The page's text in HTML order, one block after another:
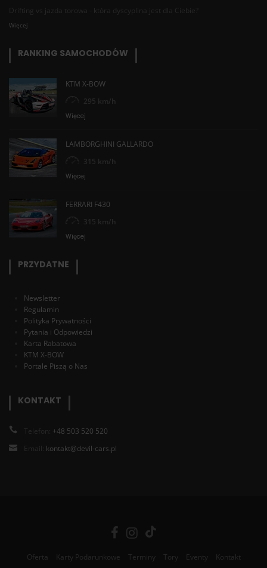
Drifting vs jazda torowa - która dyscyplina jest dla Ciebie?
Więcej
RANKING SAMOCHODÓW
KTM X-BOW
295 km/h
Więcej
LAMBORGHINI GALLARDO
315 km/h
Więcej
FERRARI F430
315 km/h
Więcej
PRZYDATNE
Newsletter
Regulamin
Polityka Prywatności
Pytania i Odpowiedzi
Karta Rabatowa
KTM X-BOW
Portale Piszą o Nas
KONTAKT
Telefon: +48 503 520 520
Email: kontakt@devil-cars.pl
Oferta Karty Podarunkowe Terminy Tory Eventy Kontakt